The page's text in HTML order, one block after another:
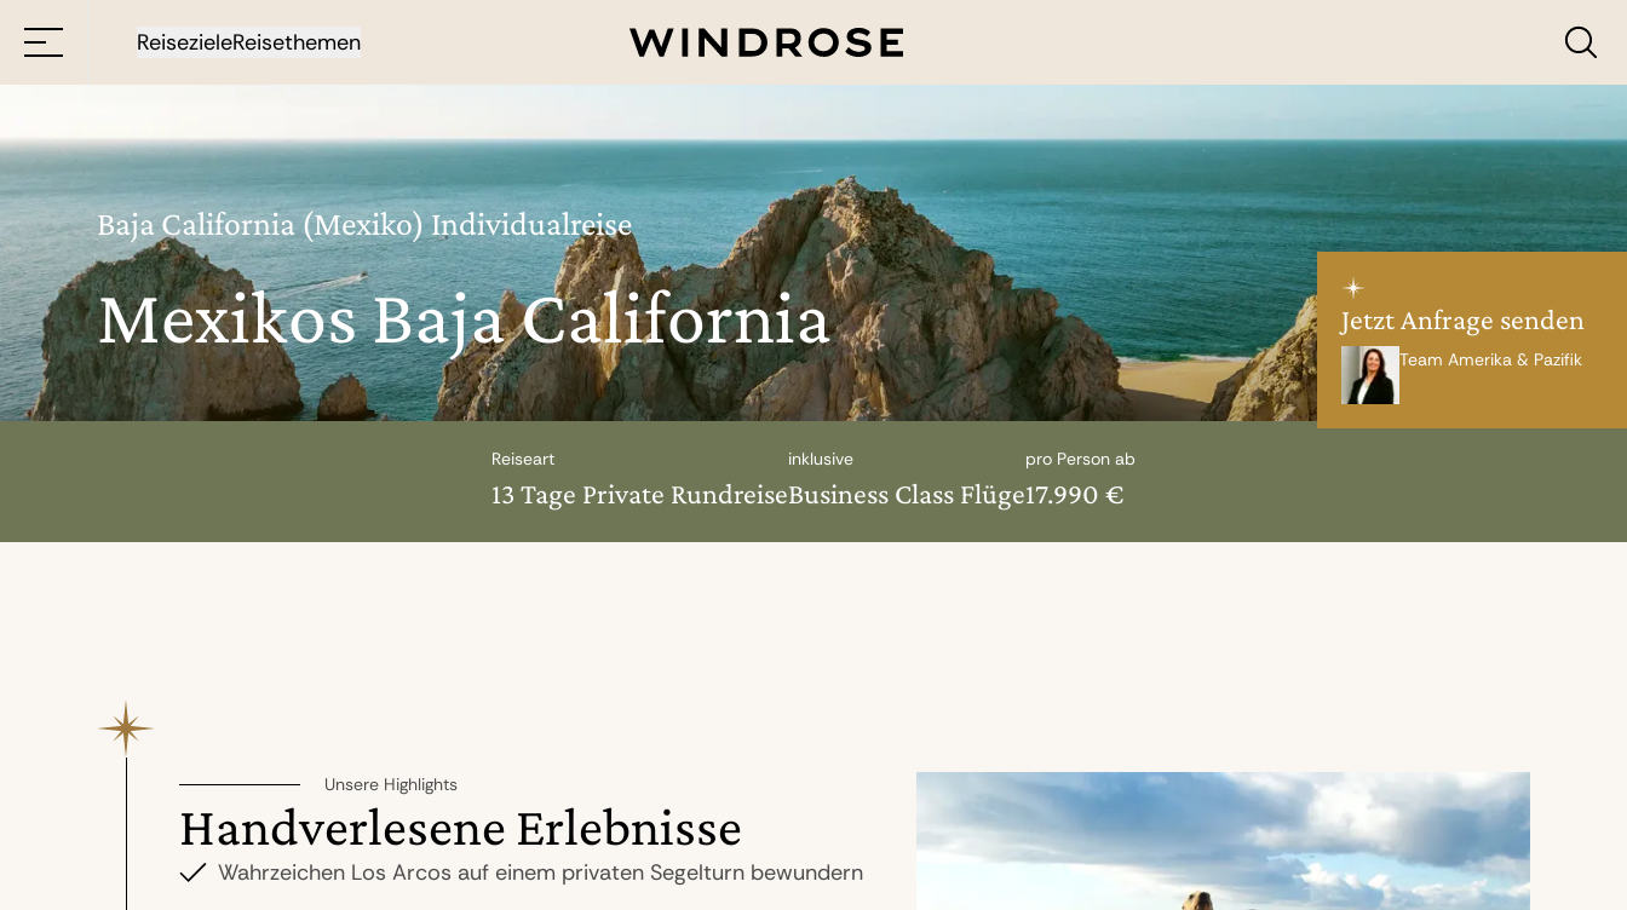
ReisezieleReisethemen
Jetzt Anfrage senden
Team Amerika & Pazifik
Baja California (Mexiko) Individualreise
Mexikos Baja California
Reiseart
13 Tage Private Rundreise
inklusive
Business Class Flüge
pro Person ab
17.990 €
Unsere Highlights
Handverlesene Erlebnisse
Wahrzeichen Los Arcos auf einem privaten Segelturn bewundern